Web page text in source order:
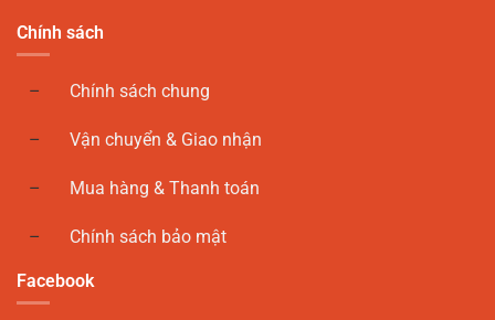
Chính sách
Chính sách chung
Vận chuyển & Giao nhận
Mua hàng & Thanh toán
Chính sách bảo mật
Facebook